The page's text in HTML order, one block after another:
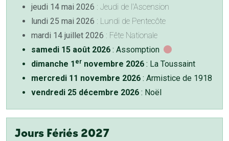
jeudi 14 mai 2026 : Jeudi de l'Ascension
lundi 25 mai 2026 : Lundi de Pentecôte
mardi 14 juillet 2026 : Fête Nationale
samedi 15 août 2026 : Assomption
dimanche 1 er novembre 2026 : La Toussaint
mercredi 11 novembre 2026 : Armistice de 1918
vendredi 25 décembre 2026 : Noël
Jours Fériés 2027